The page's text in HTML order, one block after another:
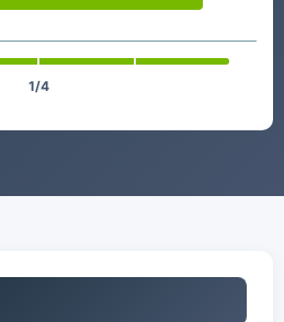
1/4